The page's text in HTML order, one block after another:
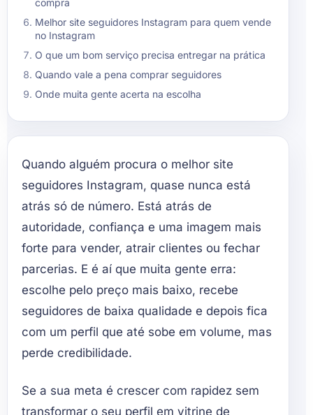
compra
Melhor site seguidores Instagram para quem vende
no Instagram
O que um bom serviço precisa entregar na prática
Quando vale a pena comprar seguidores
Onde muita gente acerta na escolha
Quando alguém procura o melhor site
seguidores Instagram, quase nunca está
atrás só de número. Está atrás de
autoridade, confiança e uma imagem mais
forte para vender, atrair clientes ou fechar
parcerias. E é aí que muita gente erra:
escolhe pelo preço mais baixo, recebe
seguidores de baixa qualidade e depois fica
com um perfil que até sobe em volume, mas
perde credibilidade.
Se a sua meta é crescer com rapidez sem
transformar o seu perfil em vitrine de